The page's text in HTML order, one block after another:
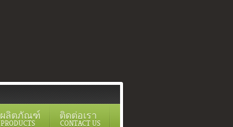
ผลิตภัณฑ์
PRODUCTS
ติดต่อเรา
CONTACT US